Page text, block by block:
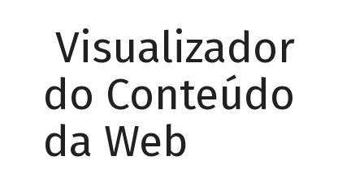
Visualizador
do Conteúdo
da Web